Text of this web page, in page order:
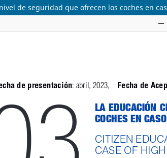
de seguridad que ofrecen los coches en